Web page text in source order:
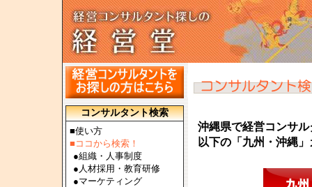
コンサルタント検索
■使い方
■ココから検索！
●組織・人事制度
● 人材採用・教育研修
●マーケティング
沖縄県で経営コンサ
以下の「九州・沖縄